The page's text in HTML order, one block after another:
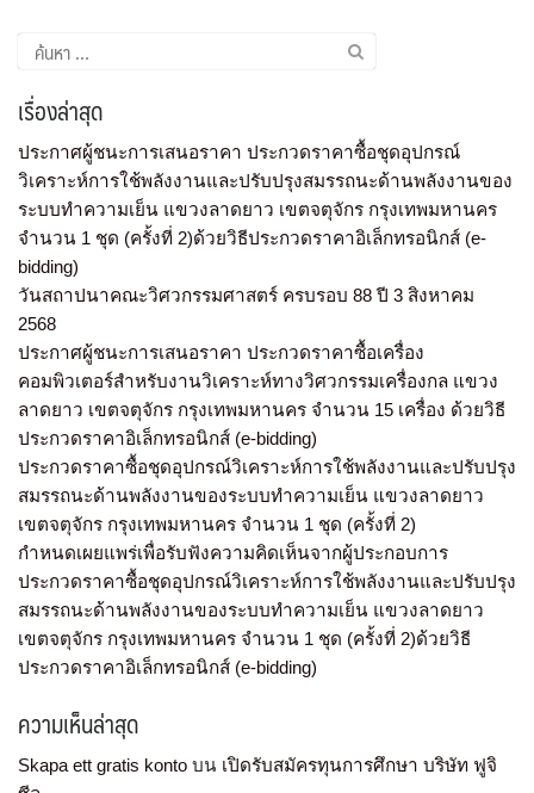
เรื่องล่าสุด
ประกาศผู้ชนะการเสนอราคา ประกวดราคาซื้อชุดอุปกรณ์
วิเคราะห์การใช้พลังงานและปรับปรุงสมรรถนะด้านพลังงานของ
ระบบทำความเย็น แขวงลาดยาว เขตจตุจักร กรุงเทพมหานคร
จำนวน 1 ชุด (ครั้งที่ 2)ด้วยวิธีประกวดราคาอิเล็กทรอนิกส์ (e-
bidding)
วันสถาปนาคณะวิศวกรรมศาสตร์ ครบรอบ 88 ปี 3 สิงหาคม
2568
ประกาศผู้ชนะการเสนอราคา ประกวดราคาซื้อเครื่อง
คอมพิวเตอร์สำหรับงานวิเคราะห์ทางวิศวกรรมเครื่องกล แขวง
ลาดยาว เขตจตุจักร กรุงเทพมหานคร จำนวน 15 เครื่อง ด้วยวิธี
ประกวดราคาอิเล็กทรอนิกส์ (e-bidding)
ประกวดราคาซื้อชุดอุปกรณ์วิเคราะห์การใช้พลังงานและปรับปรุง
สมรรถนะด้านพลังงานของระบบทำความเย็น แขวงลาดยาว
เขตจตุจักร กรุงเทพมหานคร จำนวน 1 ชุด (ครั้งที่ 2)
กำหนดเผยแพร่เพื่อรับฟังความคิดเห็นจากผู้ประกอบการ
ประกวดราคาซื้อชุดอุปกรณ์วิเคราะห์การใช้พลังงานและปรับปรุง
สมรรถนะด้านพลังงานของระบบทำความเย็น แขวงลาดยาว
เขตจตุจักร กรุงเทพมหานคร จำนวน 1 ชุด (ครั้งที่ 2)ด้วยวิธี
ประกวดราคาอิเล็กทรอนิกส์ (e-bidding)
ความเห็นล่าสุด
Skapa ett gratis konto บน เปิดรับสมัครทุนการศึกษา บริษัท ฟูจิ